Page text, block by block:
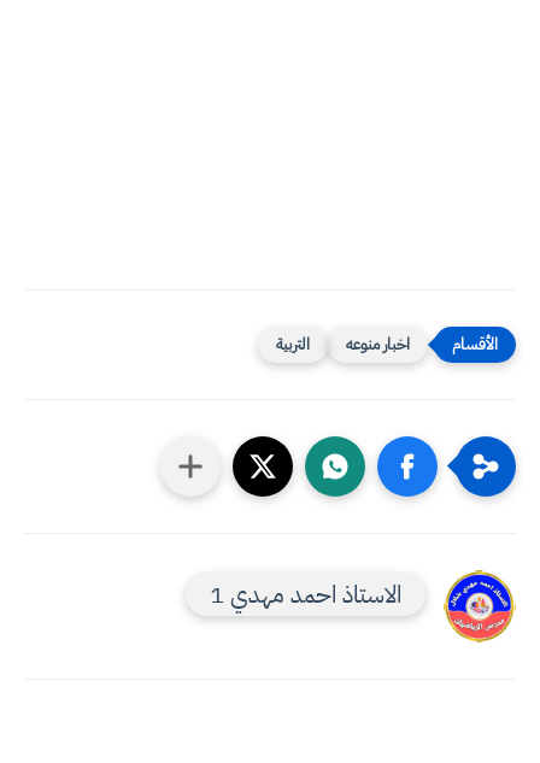
اخبار منوعه التربية
الاستاذ احمد مهدي 1